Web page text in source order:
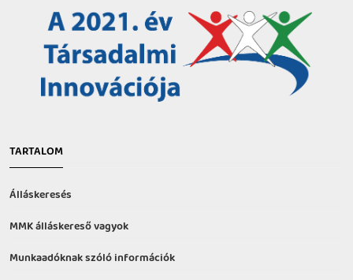
TARTALOM
Álláskeresés
MMK álláskereső vagyok
Munkaadóknak szóló információk